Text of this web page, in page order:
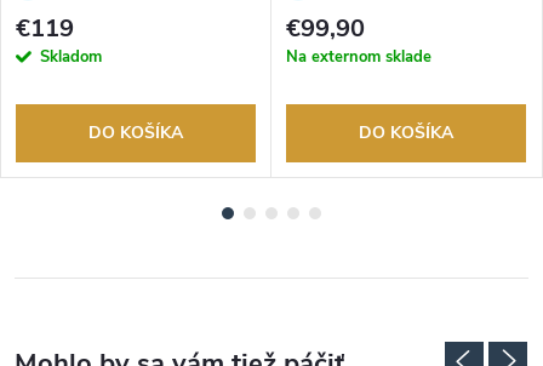
tovaru. Autorizovaný predajca.
€119
Skladom
DO KOŠÍKA
tovaru. Autorizovaný predajca.
€99,90
Na externom sklade
DO KOŠÍKA